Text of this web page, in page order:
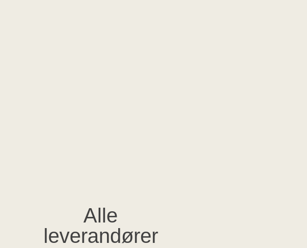
Alle
leverandører